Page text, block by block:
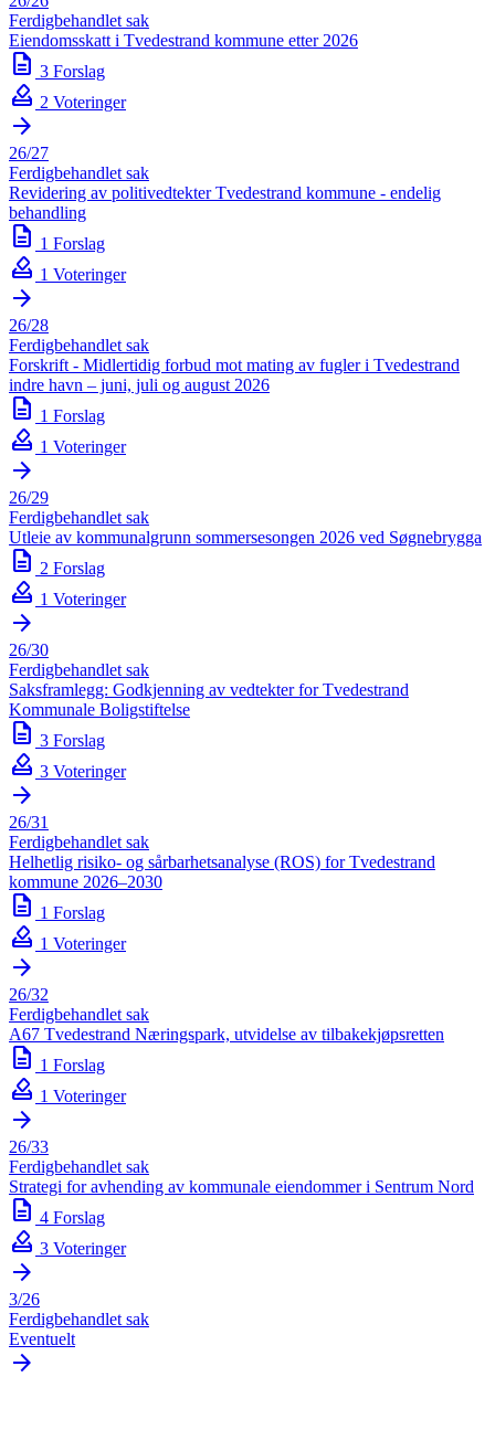
Ferdigbehandlet sak
Eiendomsskatt i Tvedestrand kommune etter 2026
description 3 Forslag
how_to_vote 2 Voteringer
arrow_forward
26/27
Ferdigbehandlet sak
Revidering av politivedtekter Tvedestrand kommune - endelig
behandling
description 1 Forslag
how_to_vote 1 Voteringer
arrow_forward
26/28
Ferdigbehandlet sak
Forskrift - Midlertidig forbud mot mating av fugler i Tvedestrand
indre havn – juni, juli og august 2026
description 1 Forslag
how_to_vote 1 Voteringer
arrow_forward
26/29
Ferdigbehandlet sak
Utleie av kommunalgrunn sommersesongen 2026 ved Søgnebrygga
description 2 Forslag
how_to_vote 1 Voteringer
arrow_forward
26/30
Ferdigbehandlet sak
Saksframlegg: Godkjenning av vedtekter for Tvedestrand
Kommunale Boligstiftelse
description 3 Forslag
how_to_vote 3 Voteringer
arrow_forward
26/31
Ferdigbehandlet sak
Helhetlig risiko- og sårbarhetsanalyse (ROS) for Tvedestrand
kommune 2026–2030
description 1 Forslag
how_to_vote 1 Voteringer
arrow_forward
26/32
Ferdigbehandlet sak
A67 Tvedestrand Næringspark, utvidelse av tilbakekjøpsretten
description 1 Forslag
how_to_vote 1 Voteringer
arrow_forward
26/33
Ferdigbehandlet sak
Strategi for avhending av kommunale eiendommer i Sentrum Nord
description 4 Forslag
how_to_vote 3 Voteringer
arrow_forward
3/26
Ferdigbehandlet sak
Eventuelt
arrow_forward